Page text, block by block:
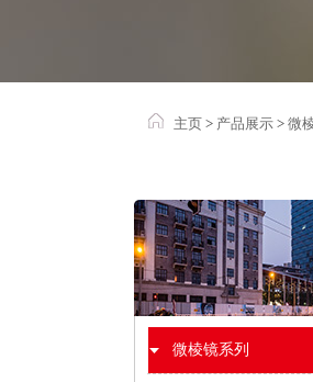
主页 > 产品展示 > 微
微棱镜系列